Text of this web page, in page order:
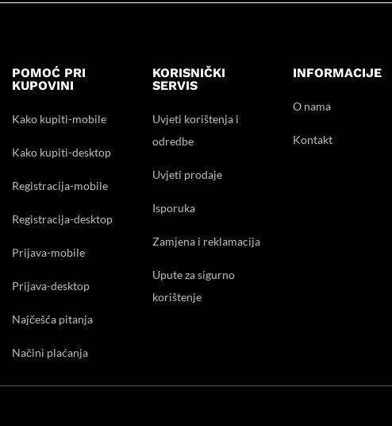
POMOĆ PRI
KUPOVINI
Kako kupiti-mobile
Kako kupiti-desktop
Registracija-mobile
Registracija-desktop
Prijava-mobile
Prijava-desktop
Najčešća pitanja
Načini plaćanja
KORISNIČKI
SERVIS
Uvjeti korištenja i
odredbe
Uvjeti prodaje
Isporuka
Zamjena i reklamacija
Upute za sigurno
korištenje
INFORMACIJE
O nama
Kontakt